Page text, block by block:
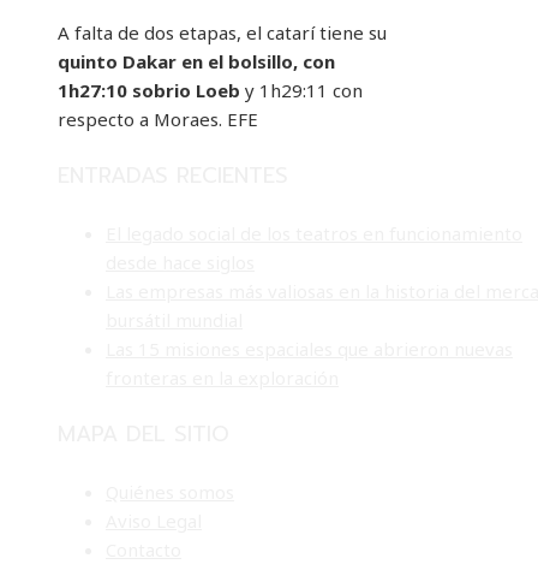
A falta de dos etapas, el catarí tiene su
quinto Dakar en el bolsillo, con
1h27:10 sobrio Loeb y 1h29:11 con
respecto a Moraes. EFE